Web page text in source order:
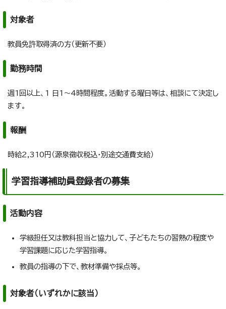
対象者
教員免許取得済の方（更新不要）
勤務時間
週1回以上、1 日1～4時間程度。活動する曜日等は、相談にて決定し
ます。
報酬
時給2,310円（源泉徴収税込・別途交通費支給）
学習指導補助員登録者の募集
活動内容
学級担任又は教科担当と協力して、子どもたちの習熟の程度や
学習課題に応じた学習指導。
教員の指導の下で、教材準備や採点等。
対象者（いずれかに該当）